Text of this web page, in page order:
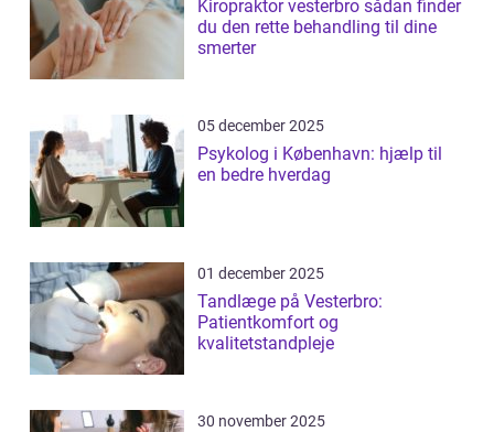
Kiropraktor vesterbro sådan finder
du den rette behandling til dine
smerter
05 december 2025
Psykolog i København: hjælp til
en bedre hverdag
01 december 2025
Tandlæge på Vesterbro:
Patientkomfort og
kvalitetstandpleje
30 november 2025